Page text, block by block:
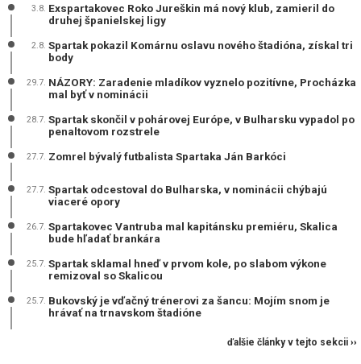
3.8. Exspartakovec Roko Jureškin má nový klub, zamieril do
druhej španielskej ligy
2.8. Spartak pokazil Komárnu oslavu nového štadióna, získal tri
body
29.7. NÁZORY: Zaradenie mladíkov vyznelo pozitívne, Procházka
mal byť v nominácii
28.7. Spartak skončil v pohárovej Európe, v Bulharsku vypadol po
penaltovom rozstrele
27.7. Zomrel bývalý futbalista Spartaka Ján Barkóci
27.7. Spartak odcestoval do Bulharska, v nominácii chýbajú
viaceré opory
26.7. Spartakovec Vantruba mal kapitánsku premiéru, Skalica
bude hľadať brankára
25.7. Spartak sklamal hneď v prvom kole, po slabom výkone
remizoval so Skalicou
25.7. Bukovský je vďačný trénerovi za šancu: Mojím snom je
hrávať na trnavskom štadióne
ďalšie články v tejto sekcii ››